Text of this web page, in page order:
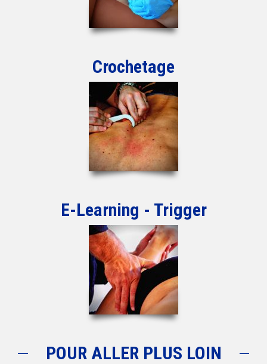
Crochetage
E-Learning - Trigger
POUR ALLER PLUS LOIN